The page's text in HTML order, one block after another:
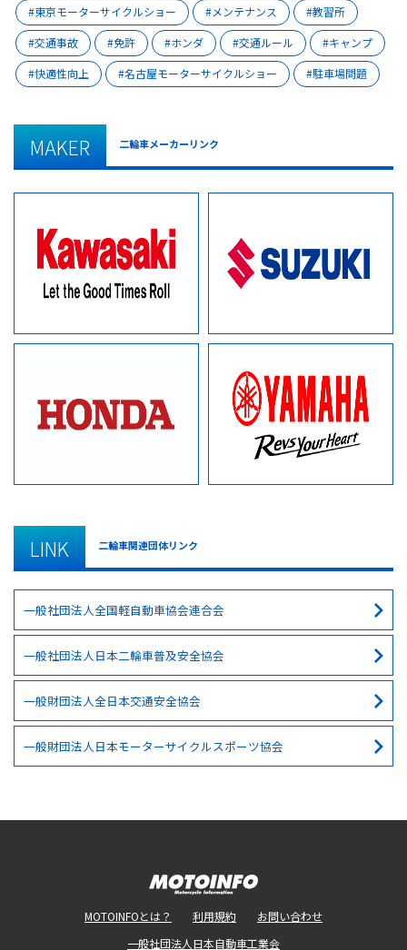
東京モーターサイクルショー
メンテナンス
教習所
交通事故
免許 ホンダ 交通ルール
キャンプ
快適性向上
名古屋モーターサイクルショー 駐車場問題
MAKER 二輪車メーカーリンク
LINK 二輪車関連団体リンク
一般社団法人全国軽自動車協会連合会
一般社団法人日本二輪車普及安全協会
一般財団法人全日本交通安全協会
一般財団法人日本モーターサイクルスポーツ協会
MOTOINFOとは？ 利用規約
お問い合わせ
一般社団法人日本自動車工業会